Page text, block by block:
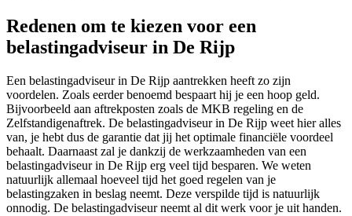
Redenen om te kiezen voor een
belastingadviseur in De Rijp
Een belastingadviseur in De Rijp aantrekken heeft zo zijn
voordelen. Zoals eerder benoemd bespaart hij je een hoop geld.
Bijvoorbeeld aan aftrekposten zoals de MKB regeling en de
Zelfstandigenaftrek. De belastingadviseur in De Rijp weet hier alles
van, je hebt dus de garantie dat jij het optimale financiële voordeel
behaalt. Daarnaast zal je dankzij de werkzaamheden van een
belastingadviseur in De Rijp erg veel tijd besparen. We weten
natuurlijk allemaal hoeveel tijd het goed regelen van je
belastingzaken in beslag neemt. Deze verspilde tijd is natuurlijk
onnodig. De belastingadviseur neemt al dit werk voor je uit handen.